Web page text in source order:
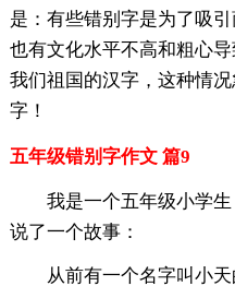
是：有些错别字是为了吸
也有文化水平不高和粗心
我们祖国的汉字，这种情
字！
五年级错别字作文 篇9
我是一个五年级小学
说了一个故事：
从前有一个名字叫小